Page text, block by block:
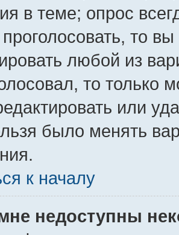
в теме; опрос
то
любой из
то только
или
было менять
к началу
недоступны